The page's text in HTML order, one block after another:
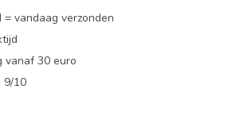
vandaag verzonden
vanaf 30 euro
9/10